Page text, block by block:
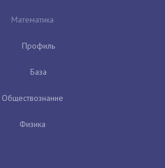
Математика
Профиль
База
Обществознание
Физика